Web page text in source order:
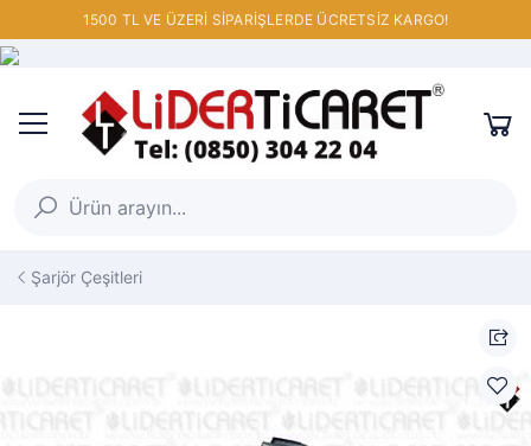
1500 TL VE ÜZERİ SİPARİŞLERDE ÜCRETSİZ KARGO!
Şarjör Çeşitleri